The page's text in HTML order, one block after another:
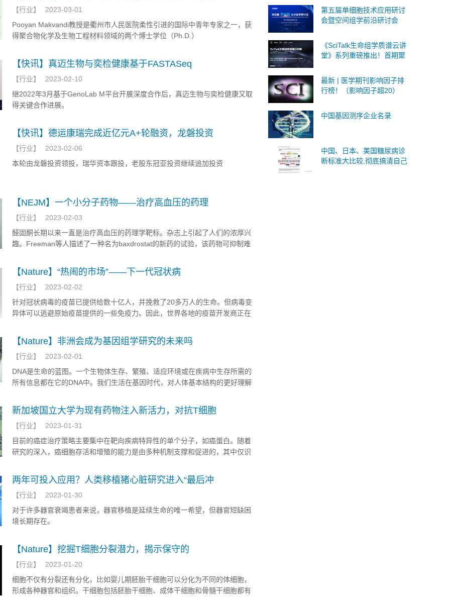
【行业】
2023-03-01
Pooyan Makvandi教授是衢州市人民医院柔性引进的国际中青年专家之一，获
得聚合物化学及生物工程材料领域的两个博士学位（Ph.D.）
【快讯】真迈生物与奕检健康基于FASTASeq
【行业】
2023-02-10
继2022年3月基于GenoLab M平台开展深度合作后，真迈生物与奕检健康又取
得关键合作进展。
【快讯】德运康瑞完成近亿元A+轮融资，龙磐投资
【行业】
2023-02-06
本轮由龙磐投资领投，瑞华资本跟投，老股东冠亚投资继续追加投资
【NEJM】一个小分子药物——治疗高血压的药理
【行业】
2023-02-03
醛固酮长期以来一直是治疗高血压的药理学靶标。杂志上引起了人们的浓厚兴
趣。Freeman等人描述了一种名为baxdrostat的新药的试验，该药物可抑制难
【Nature】“热闹的市场”——下一代冠状病
【行业】
2023-02-02
针对冠状病毒的疫苗已提供给数十亿人，并挽救了20多万人的生命。但病毒变
异体可以逃避原始疫苗提供的一些免疫力。因此，世界各地的疫苗开发商正在
台的疫苗。
【Nature】非洲会成为基因组学研究的未来吗
【行业】
2023-02-01
DNA是生命的蓝图。一个生物体生存、繁殖、适应环境或在疾病中生存所需的
所有信息都在它的DNA中。我们生活在基因时代，对人体基本结构的更好理解
但是，人类遗传变异的图景仍然令人沮丧地不完整，世界多样性远未体现出
来。
新加坡国立大学为现有药物注入新活力，对抗T细胞
【行业】
2023-01-31
目前的癌症治疗策略主要集中在靶向疾病特异性的单个分子，如癌蛋白。随着
研究的深入，癌细胞存活和增殖的能力是由多种机制支撑和促进的，其中仅识
两年可投入应用？人类移植猪心脏研究进入“最后冲
【行业】
2023-01-30
对于许多器官衰竭患者来说，器官移植是延续生命的唯一希望，但器官短缺困
境长期存在。
【Nature】挖掘T细胞分裂潜力，揭示保守的
【行业】
2023-01-20
细胞不仅有分裂还有分化，比如婴儿期胚胎干细胞可以分化为不同的体细胞，
形成各种器官和组织。干细胞包括胚胎干细胞、成体干细胞和骨髓干细胞都有
第五届单细胞技术应用研讨
会暨空间组学前沿研讨会
《SciTalk生命组学质谱云讲
堂》系列重磅推出！首期聚
观看！
最新 | 医学期刊影响因子排
行榜！（影响因子超20）
中国基因测序企业名录
中国、日本、美国糖尿病诊
断标准大比较,彻底搞清自己